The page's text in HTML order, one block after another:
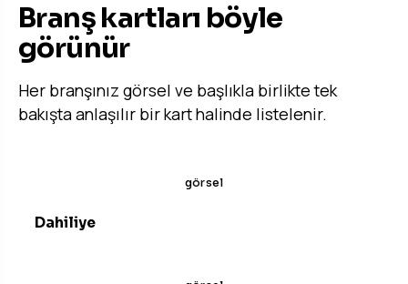
Branş kartları böyle
görünür
Her branşınız görsel ve başlıkla birlikte tek
bakışta anlaşılır bir kart halinde listelenir.
Dahiliye